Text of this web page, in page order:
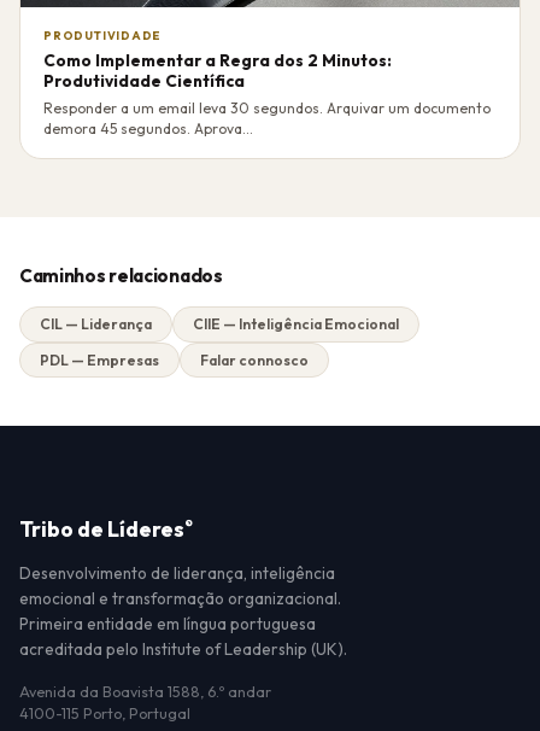
PRODUTIVIDADE
Como Implementar a Regra dos 2 Minutos:
Produtividade Científica
Responder a um email leva 30 segundos. Arquivar um documento
demora 45 segundos. Aprova...
Caminhos relacionados
CIL — Liderança
CIIE — Inteligência Emocional
PDL — Empresas
Falar connosco
Tribo de Líderes®
Desenvolvimento de liderança, inteligência
emocional e transformação organizacional.
Primeira entidade em língua portuguesa
acreditada pelo Institute of Leadership (UK).
Avenida da Boavista 1588, 6.º andar
4100-115 Porto, Portugal